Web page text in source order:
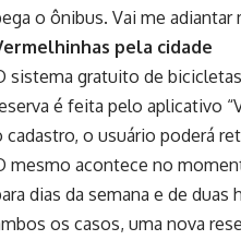
o ônibus. Vai me
pela cidade
sistema gratuito de
é feita pelo aplicativo
cadastro, o usuário poderá
mesmo acontece no
dias da semana e de
os casos, uma nova